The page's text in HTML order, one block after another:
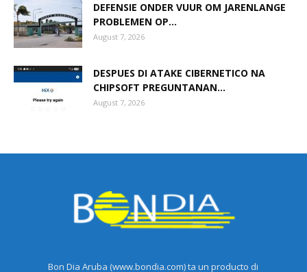
DEFENSIE ONDER VUUR OM JARENLANGE
PROBLEMEN OP...
August 7, 2026
DESPUES DI ATAKE CIBERNETICO NA
CHIPSOFT PREGUNTANAN...
August 7, 2026
Bon Dia Aruba (www.bondia.com) ta un producto di